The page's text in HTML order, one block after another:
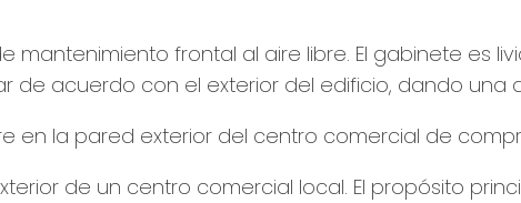
mantenimiento frontal al aire libre. El gabinete es
de acuerdo con el exterior del edificio, dando una
de un centro comercial local. El propósito